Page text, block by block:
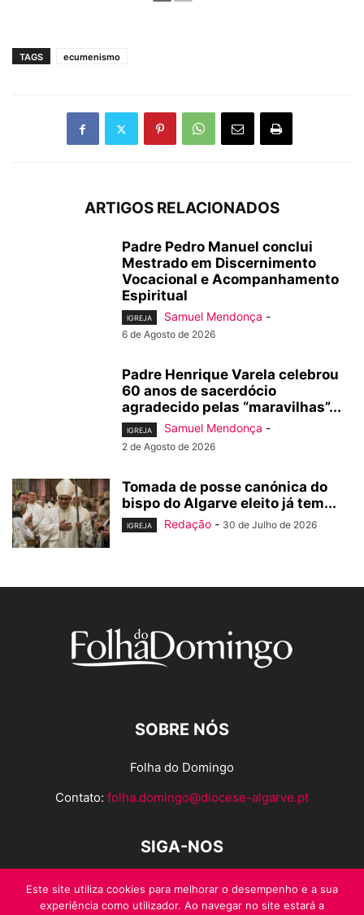
TAGS ecumenismo
ARTIGOS RELACIONADOS
Padre Pedro Manuel conclui
Mestrado em Discernimento
Vocacional e Acompanhamento
Espiritual
IGREJA Samuel Mendonça -
6 de Agosto de 2026
Padre Henrique Varela celebrou
60 anos de sacerdócio
agradecido pelas “maravilhas”...
IGREJA Samuel Mendonça -
2 de Agosto de 2026
Tomada de posse canónica do
bispo do Algarve eleito já tem...
IGREJA Redação - 30 de Julho de 2026
SOBRE NÓS
Folha do Domingo
Contato: folha.domingo@diocese-algarve.pt
SIGA-NOS
Este site utiliza cookies para melhorar o desempenho e a sua
experiência como utilizador. Ao navegar no site estará a